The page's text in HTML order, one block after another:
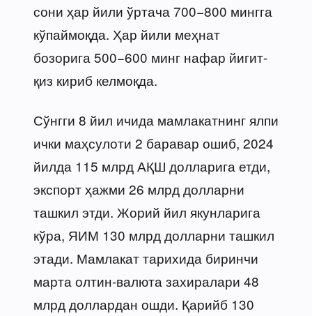
сони ҳар йили ўртача 700−800 мингга
кўпаймоқда. Ҳар йили меҳнат
бозорига 500−600 минг нафар йигит-
қиз кириб келмоқда.
Сўнгги 8 йил ичида мамлакатнинг ялпи
ички маҳсулоти 2 баравар ошиб, 2024
йилда 115 млрд АҚШ долларига етди,
экспорт ҳажми 26 млрд долларни
ташкил этди. Жорий йил якунларига
кўра, ЯИМ 130 млрд долларни ташкил
этади. Мамлакат тарихида биринчи
марта олтин-валюта захиралари 48
млрд доллардан ошди. Қарийб 130